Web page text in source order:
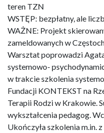
teren TZN
WSTĘP: bezpłatny, ale
WAŻNE: Projekt
zameldowanych w
Warsztat poprowadzi
systemowo-
w trakcie szkolenia
Fundacji KONTEKST na
Terapii Rodzi w Krakowie.
wykształcenia pedagog.
Ukończyła szkolenia m.in.